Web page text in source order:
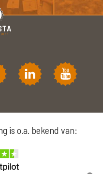
is o.a. bekend van: